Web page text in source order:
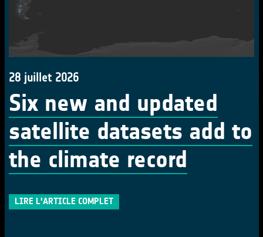
28 juillet 2026
Six new and updated
satellite datasets add to
the climate record
LIRE L'ARTICLE COMPLET